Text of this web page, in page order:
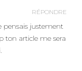
RÉPONDRE
pensais justement
ton article me sera